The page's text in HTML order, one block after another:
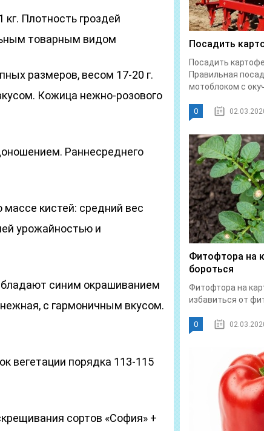
Плотность гроздей
товарным видом
размеров, весом 17-20 г.
Кожица нежно-розового
Раннесреднего
кистей: средний вес
урожайностью и
синим окрашиванием
с гармоничным вкусом.
вегетации порядка 113-115
сортов «София» +
Посадить
Посадить
Правильная
мотоблоком с
0
Фитофтора на
бороться
Фитофтора на
избавиться от
0